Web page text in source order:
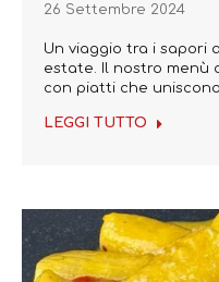
26 Settembre 2024
Un viaggio tra i sapori
estate. Il nostro menù
con piatti che
LEGGI TUTTO